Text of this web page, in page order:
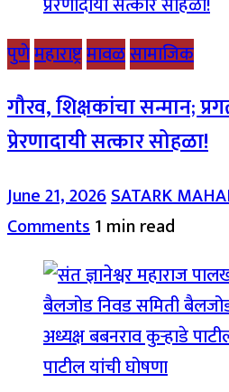
पुणेमहाराष्ट्रमावळसामाजिक
गौरव, शिक्षकांचा सन्मान;
प्रेरणादायी सत्कार सोहळा!
June 21, 2026SATARK
Comments1 min read